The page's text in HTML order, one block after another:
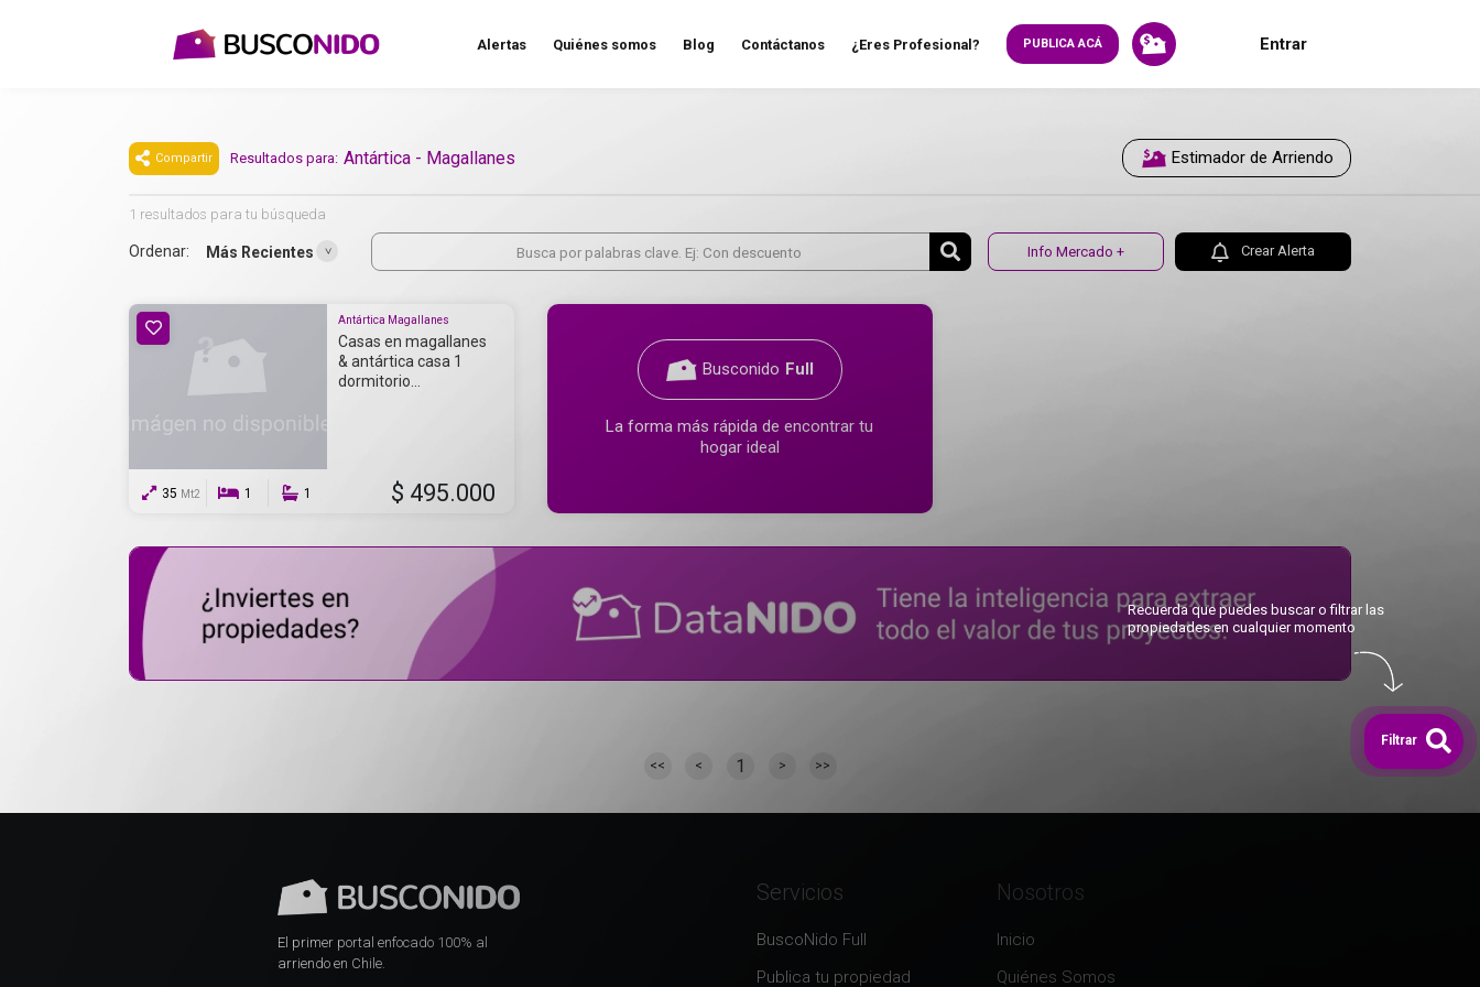
Alertas Quiénes somos Blog Contáctanos ¿Eres Profesional? PUBLICA ACÁ Entrar
Compartir Resultados para: Antártica - Magallanes Estimador de Arriendo
1 resultados para tu búsqueda
Ordenar: Más Recientes Info Mercado + Crear Alerta
Antártica Magallanes
Casas en magallanes
& antártica casa 1
dormitorio...
35 Mt2 1 1 $ 495.000
Busconido Full
La forma más rápida de encontrar tu
hogar ideal
<< < 1 > >>
El primer portal enfocado 100% al
arriendo en Chile.
Servicios
BuscoNido Full
Publica tu propiedad
Nosotros
Inicio
Quiénes Somos
Recuerda que puedes buscar o filtrar las
propiedades en cualquier momento
Filtrar